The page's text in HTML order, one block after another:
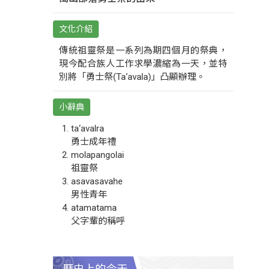
文化介紹
傳統祖靈祭是一系列為期四個月的祭典，
現今配合族人工作求學濃縮為一天，並特
別將「勇士祭(Ta‘avala)」凸顯辦理。
小辭典
ta‘avalra
勇士成年禮
molapangolai
祖靈祭
asavasavahe
男性青年
atamatama
父字輩的稱呼